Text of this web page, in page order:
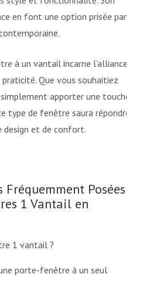
en font une option prisée par
à un vantail incarne l’alliance
Que vous souhaitiez
apporter une touche
type de fenêtre saura répondre
et de confort.
Fréquemment Posées
1 Vantail en
1 vantail ?
porte-fenêtre à un seul